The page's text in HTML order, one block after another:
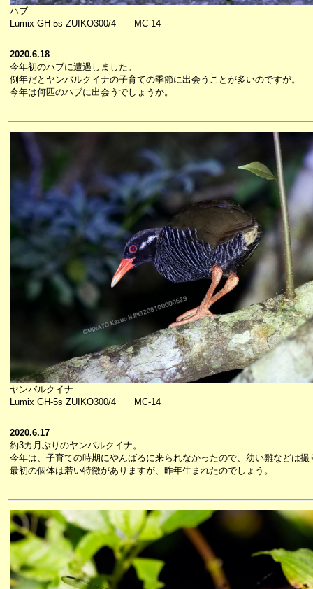
ハブ
Lumix GH-5s ZUIKO300/4 MC-14
2020.6.18
今年初のハブに遭遇しました。
例年だとヤンバルクイナの子育ての季節に出会うことが多いのですが。
今年は何匹のハブに出会うでしょうか。
ヤンバルクイナ
Lumix GH-5s ZUIKO300/4 MC-14
2020.6.17
約3カ月ぶりのヤンバルクイナ。
今年は、子育ての時期にやんばるに来られなかったので、幼い雛などは撮
最初の個体は若い特徴がありますが、昨年生まれたのでしょう。